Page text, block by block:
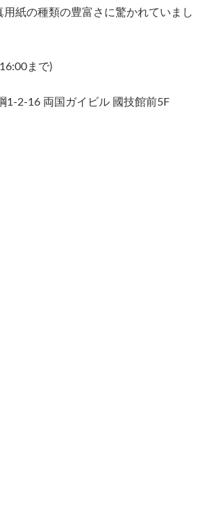
紙の種類の豊富さに驚かれていまし
まで)
2-16 両国ガイビル 國技館前5F